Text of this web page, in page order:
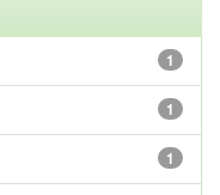
1
1
1